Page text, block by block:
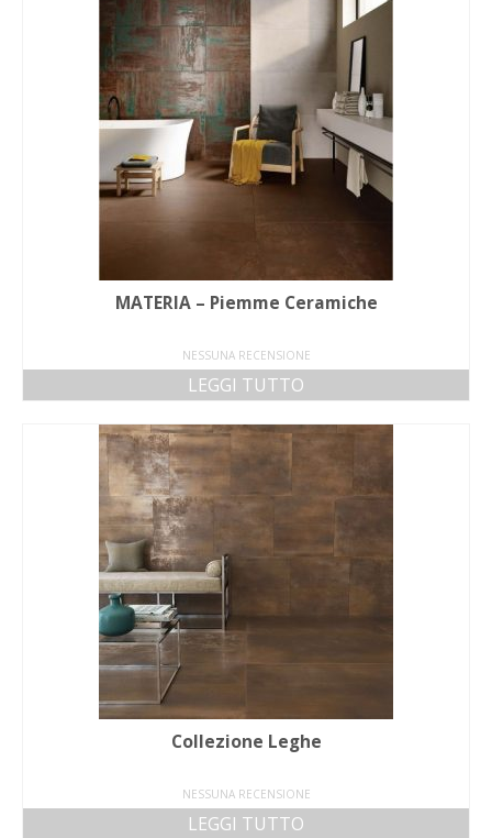
MATERIA – Piemme Ceramiche
NESSUNA RECENSIONE
LEGGI TUTTO
Collezione Leghe
NESSUNA RECENSIONE
LEGGI TUTTO